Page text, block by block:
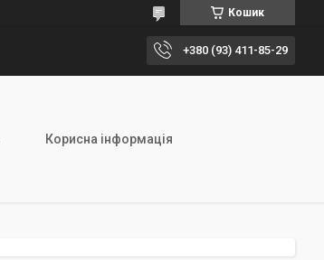
Кошик
+380 (93) 411-85-29
Корисна інформація